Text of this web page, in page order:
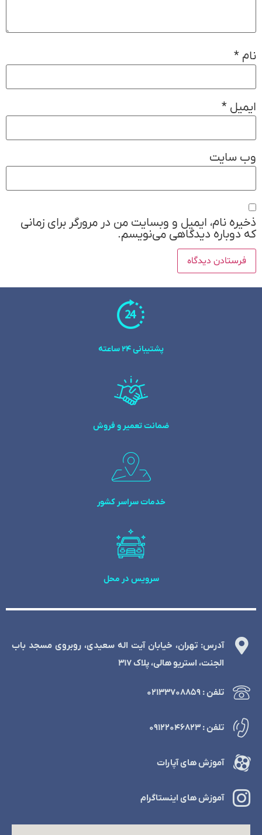
نام *
ایمیل *
وب‌ سایت
ذخیره نام، ایمیل و وبسایت من در مرورگر برای زمانی
که دوباره دیدگاهی می‌نویسم.
پشتیبانی 24 ساعته
ضمانت تعمیر و فروش
خدمات سراسر کشور
سرویس در محل
آدرس: تهران، خیابان آیت اله سعیدی، روبروی مسجد باب
الجنت، استریو هالی، پلاک 317
تلفن : ۰۲۱۳۳۷۰۸۸۵۹
تلفن : ۰۹۱۲۲۰۴۶۸۲۳
آموزش های آپارات
آموزش های اینستاگرام